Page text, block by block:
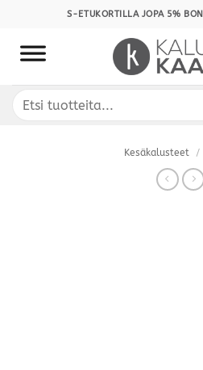
content
S-ETUKORTILLA JOPA 5%
Etsi:
Kesäkalusteet /